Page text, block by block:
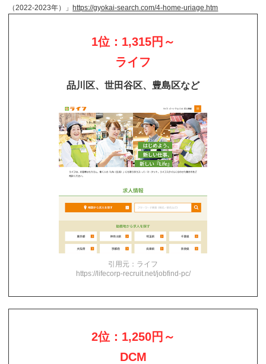
（2022-2023年）」
https://gyokai-search.com/4-home-uriage.htm
1位：1,315円～
ライフ
品川区、世田谷区、豊島区など
引用元：ライフ
https://lifecorp-recruit.net/jobfind-pc/
2位：1,250円～
DCM